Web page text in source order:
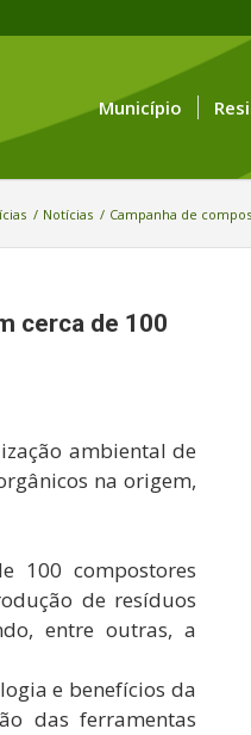
Município
/ Notícias / Campanha de
cerca de 100
ambiental de
na origem,
100 compostores
de resíduos
entre outras, a
e benefícios da
das ferramentas